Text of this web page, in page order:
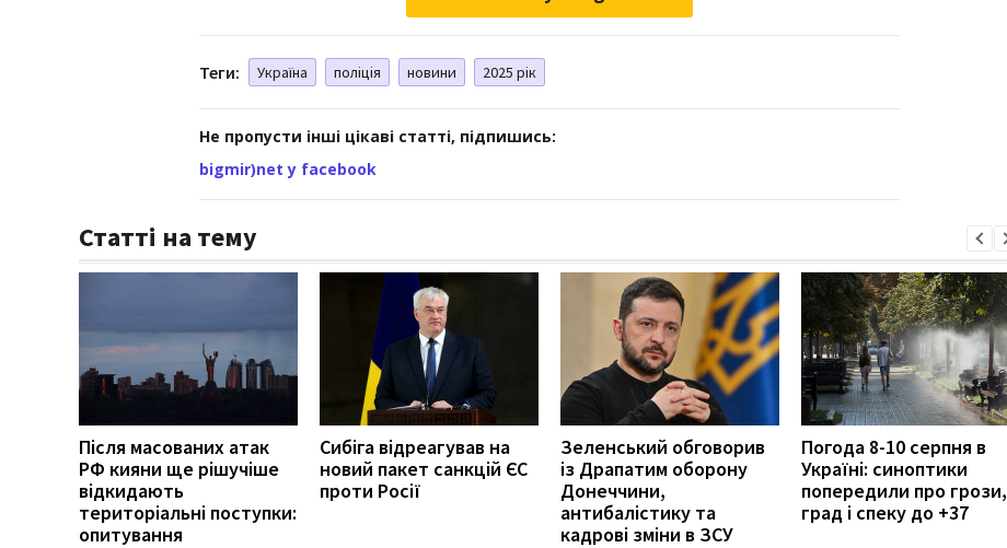
Теги: Україна поліція новини 2025 рік
Не пропусти інші цікаві статті, підпишись:
bigmir)net у facebook
Статті на тему
Після масованих атак
РФ кияни ще рішучіше
відкидають
територіальні поступки:
опитування
Сибіга відреагував на
новий пакет санкцій ЄС
проти Росії
Зеленський обговорив
із Драпатим оборону
Донеччини,
антибалістику та
кадрові зміни в ЗСУ
Погода 8-10 серпня в
Україні: синоптики
попередили про грози,
град і спеку до +37